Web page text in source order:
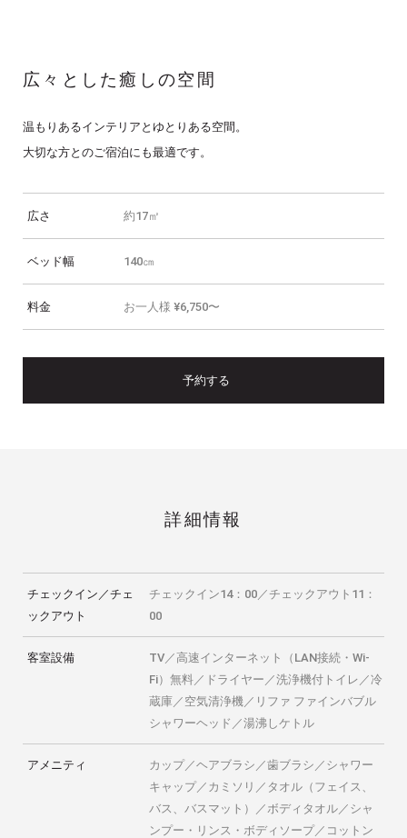
広々とした癒しの空間
温もりあるインテリアとゆとりある空間。
大切な方とのご宿泊にも最適です。
広さ 約17㎡
ベッド幅 140㎝
料金 お一人様 ¥6,750〜
予約する
詳細情報
チェックイン／チェ
ックアウト
チェックイン14：00／チェックアウト11：
00
客室設備
TV／高速インターネット（LAN接続・Wi-
Fi）無料／ドライヤー／洗浄機付トイレ／冷
蔵庫／空気清浄機／リファ ファインバブル
シャワーヘッド／湯沸しケトル
アメニティ
カップ／ヘアブラシ／歯ブラシ／シャワー
キャップ／カミソリ／タオル（フェイス、
バス、バスマット）／ボディタオル／シャ
ンプー・リンス・ボディソープ／コットン